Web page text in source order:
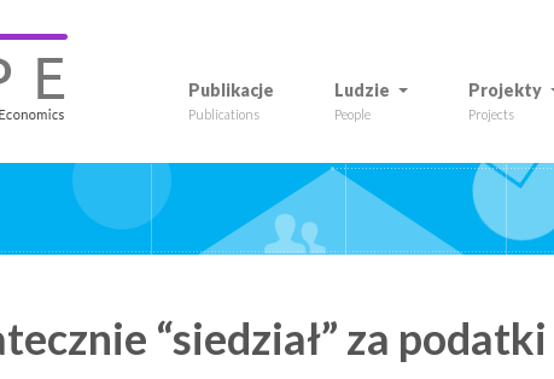
Publikacje
Publications
Ludzie
People
Projekty
Projects
“siedział” za podatki